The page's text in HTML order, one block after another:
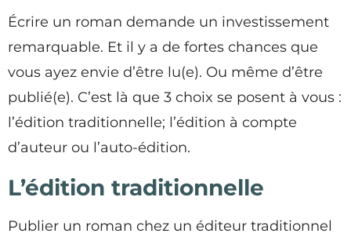
Écrire un roman demande un investissement
remarquable. Et il y a de fortes chances que
vous ayez envie d’être lu(e). Ou même d’être
publié(e). C’est là que 3 choix se posent à vous :
l’édition traditionnelle; l’édition à compte
d’auteur ou l’auto-édition.
L’édition traditionnelle
Publier un roman chez un éditeur traditionnel